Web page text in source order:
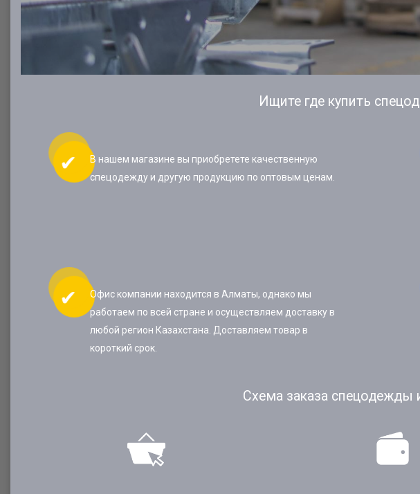
Ищите где купить
В нашем магазине вы приобретете качественную
спецодежду и другую продукцию по оптовым ценам.
Офис компании находится в Алматы, однако мы
работаем по всей стране и осуществляем доставку в
любой регион Казахстана. Доставляем товар в
короткий срок.
Схема заказа спецодежды